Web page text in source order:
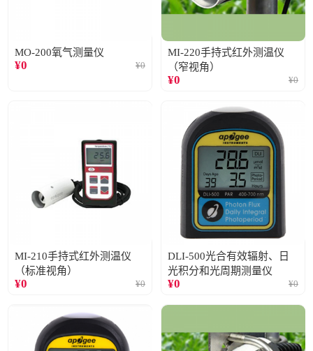
MO-200氧气测量仪
¥0 ¥0
MI-220手持式红外测温仪
（窄视角）
¥0 ¥0
MI-210手持式红外测温仪
（标准视角）
¥0 ¥0
DLI-500光合有效辐射、日
光积分和光周期测量仪
¥0 ¥0